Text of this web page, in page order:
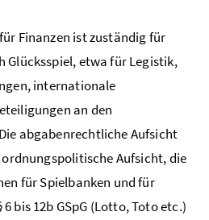
Finanzen ist zuständig für
Glücksspiel, etwa für Legistik,
internationale
an den
abgabenrechtliche Aufsicht
ordnungspolitische Aufsicht, die
für Spielbanken und für
bis 12b GSpG (Lotto, Toto etc.)